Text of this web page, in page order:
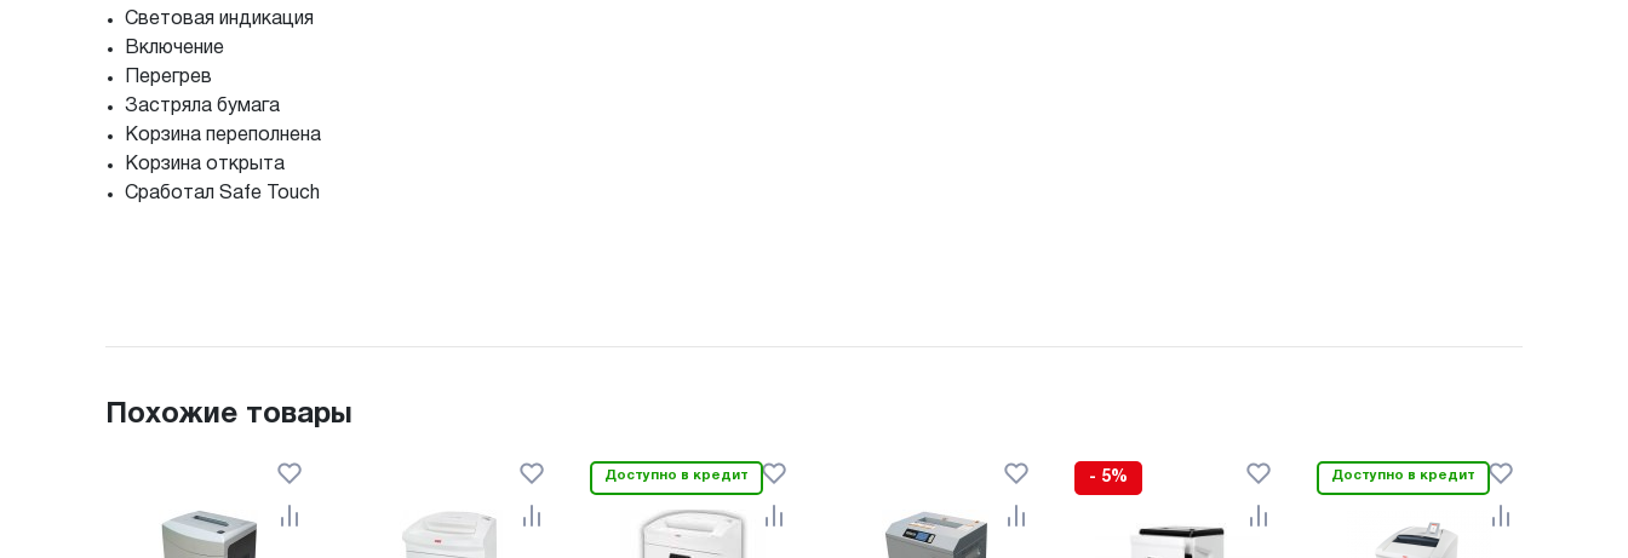
Световая индикация
Включение
Перегрев
Застряла бумага
Корзина переполнена
Корзина открыта
Сработал Safe Touch
Похожие товары
Доступно в кредит - 5% Доступно в кредит